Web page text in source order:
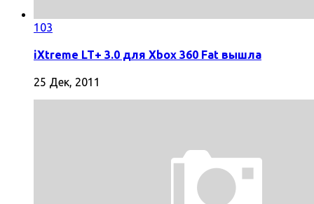
103
iXtreme LT+ 3.0 для Xbox 360 Fat вышла
25 Дек, 2011